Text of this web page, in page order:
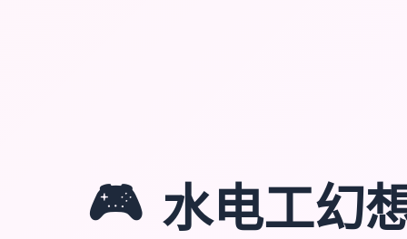
🎮 水电工幻